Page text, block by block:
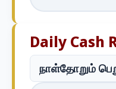
Daily Cash
நாள்தோறும்